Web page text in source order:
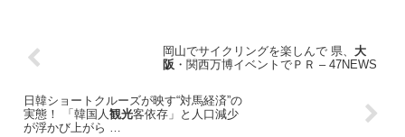
岡山でサイクリングを楽しんで 県、 大
阪 ・関西万博イベントでＰＲ – 47NEWS
日韓ショートクルーズが映す“対馬経済”の
実態！ 「韓国人 観光客依存」と人口減少
が浮かび上がら …